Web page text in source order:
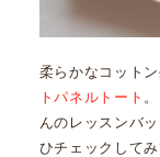
柔らかなコット
トパネルトート
んのレッスンバ
ひチェックして